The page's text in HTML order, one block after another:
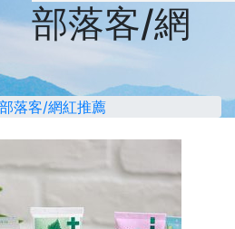
部落客/網
落客/網紅推薦